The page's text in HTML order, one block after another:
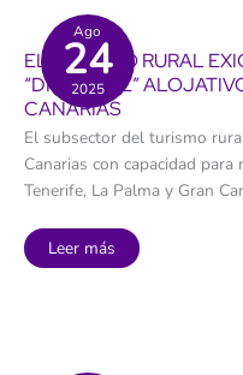
del
turismo:
el
salario
medio,
otra
vez
el
peor
del
país
Ago
24
2025
EL TURISMO RURAL
“DISPARATE”
CANARIAS
El subsector del turismo
Canarias con capacidad
Tenerife, La Palma y Gran
El
turismo
Leer más